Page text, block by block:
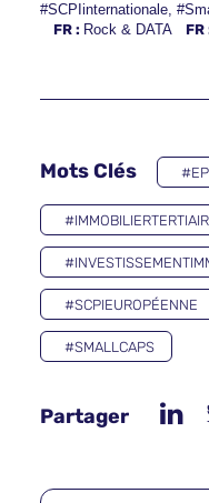
#SCPIinternationale,
FR : Rock & DATA FR
Mots Clés
#SCPIEUROPÉENNE
#SMALLCAPS
Partager